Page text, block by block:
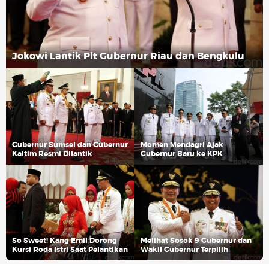
Jokowi Lantik Plt Gubernur Riau dan Bengkulu
Gubernur Sumsel dan Gubernur
Kaltim Resmi Dilantik
Momen Mendagri Ajak
Gubernur Baru ke KPK
So Sweet! Kang Emil Dorong
Kursi Roda Istri Saat Pelantikan
Melihat Sosok 9 Gubernur dan
Wakil Gubernur Terpilih